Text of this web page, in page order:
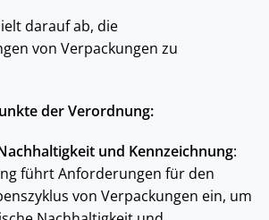
darauf ab, die
von Verpackungen zu
der Verordnung:
und Kennzeichnung:
führt Anforderungen für den
von Verpackungen ein, um